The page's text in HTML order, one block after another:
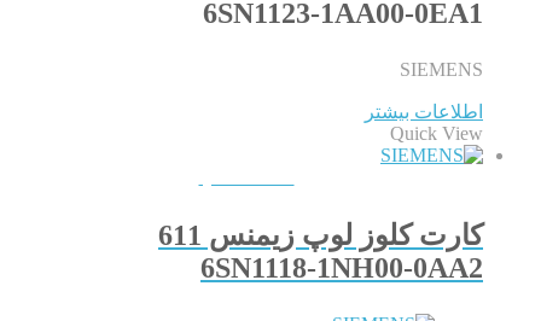
6SN1123-1AA00-0EA1
SIEMENS
اطلاعات بیشتر
Quick View
کارت کلوز لوپ زیمنس 611
6SN1118-1NH00-0AA2